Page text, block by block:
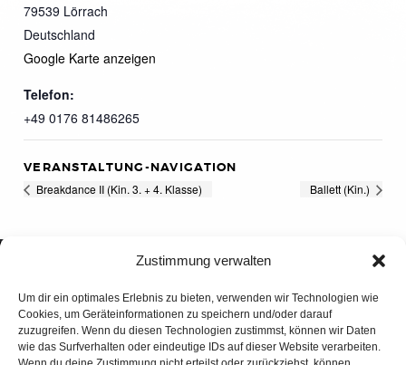
Zustimmung verwalten
Um dir ein optimales Erlebnis zu bieten, verwenden wir Technologien wie
Cookies, um Geräteinformationen zu speichern und/oder darauf
zuzugreifen. Wenn du diesen Technologien zustimmst, können wir Daten
wie das Surfverhalten oder eindeutige IDs auf dieser Website verarbeiten.
79539 Lörrach
Deutschland
Google Karte anzeigen
Telefon:
+49 0176 81486265
VERANSTALTUNG-NAVIGATION
Breakdance II (Kin. 3. + 4. Klasse) Ballett (Kin.)